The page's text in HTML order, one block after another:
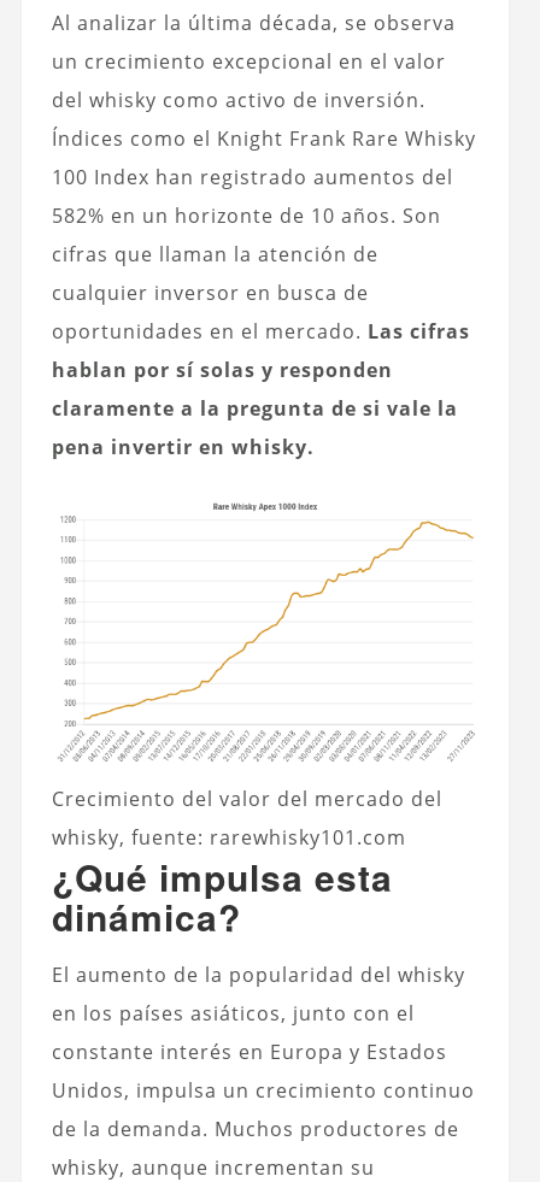
Al analizar la última década, se observa
un crecimiento excepcional en el valor
del whisky como activo de inversión.
Índices como el Knight Frank Rare Whisky
100 Index han registrado aumentos del
582% en un horizonte de 10 años. Son
cifras que llaman la atención de
cualquier inversor en busca de
oportunidades en el mercado. Las cifras
hablan por sí solas y responden
claramente a la pregunta de si vale la
pena invertir en whisky.
Crecimiento del valor del mercado del
whisky, fuente: rarewhisky101.com
¿Qué impulsa esta
dinámica?
El aumento de la popularidad del whisky
en los países asiáticos, junto con el
constante interés en Europa y Estados
Unidos, impulsa un crecimiento continuo
de la demanda. Muchos productores de
whisky, aunque incrementan su